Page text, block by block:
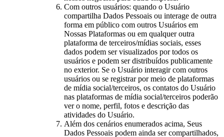
Com outros usuários: quando o Usuário
compartilha Dados Pessoais ou interage de outra
forma em público com outros Usuários em
Nossas Plataformas ou em qualquer outra
plataforma de terceiros/mídias sociais, esses
dados podem ser visualizados por todos os
usuários e podem ser distribuídos publicamente
no exterior. Se o Usuário interagir com outros
usuários ou se registrar por meio de plataformas
de mídia social/terceiros, os contatos do Usuário
nas plataformas de mídia social/terceiros poderão
ver o nome, perfil, fotos e descrição das
atividades do Usuário.
Além dos cenários enumerados acima, Seus
Dados Pessoais podem ainda ser compartilhados,